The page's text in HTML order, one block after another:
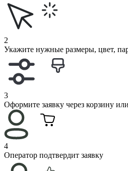
2
Укажите нужные размеры, цвет,
3
Оформите заявку через корзину
4
Оператор подтвердит заявку